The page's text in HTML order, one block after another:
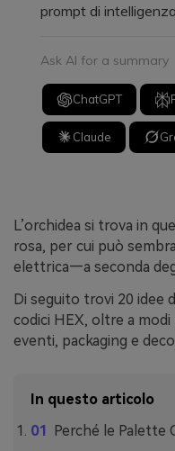
prompt di
Ask AI for a summary
ChatGPT
Claude
L’orchidea si trova in
rosa, per cui può
elettrica—a seconda
Di seguito trovi 20 idee
codici HEX, oltre a
eventi, packaging e
In questo articolo
Perché le Palette